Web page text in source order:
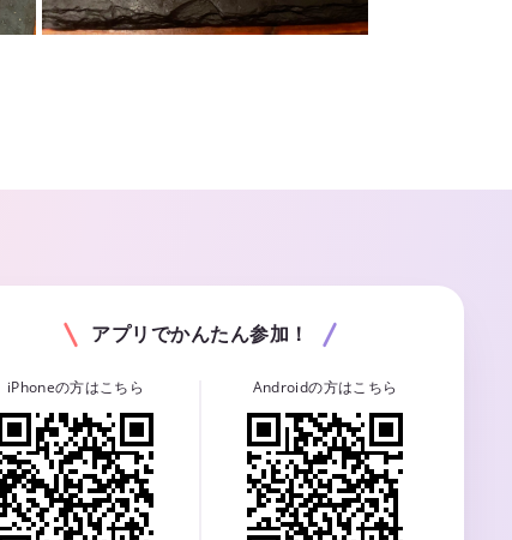
アプリでかんたん参加！
iPhoneの方はこちら Androidの方はこちら